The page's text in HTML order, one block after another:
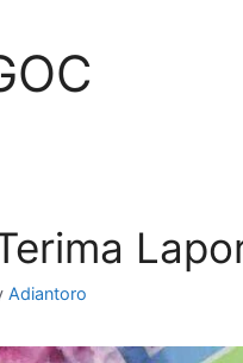
Adiantoro